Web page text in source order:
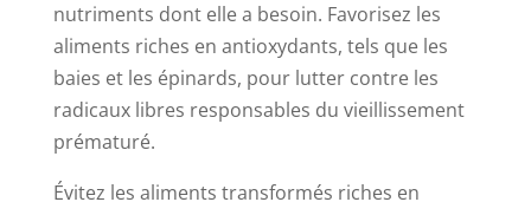
nutriments dont elle a besoin. Favorisez les
aliments riches en antioxydants, tels que les
baies et les épinards, pour lutter contre les
radicaux libres responsables du vieillissement
prématuré.
Évitez les aliments transformés riches en